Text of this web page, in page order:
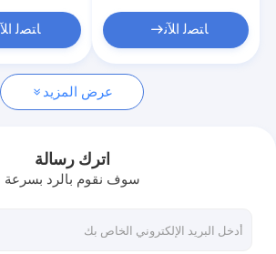
أخبار
زجاجة اختبار العطور
زجاجة زيت عطري
ﺎﺘﺼﻟ ﺎﺘﺼﻟ ﺍﻶﻧ
عرض المزيد
اترك رسالة
سوف نقوم بالرد بسرعة